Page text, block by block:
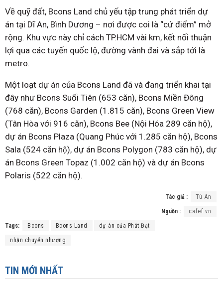
Về quỹ đất, Bcons Land chủ yếu tập trung phát triển dự
án tại Dĩ An, Bình Dương – nơi được coi là “cứ điểm” mở
rộng. Khu vực này chỉ cách TP.HCM vài km, kết nối thuận
lợi qua các tuyến quốc lộ, đường vành đai và sắp tới là
metro.
Một loạt dự án của Bcons Land đã và đang triển khai tại
đây như Bcons Suối Tiên (653 căn), Bcons Miền Đông
(768 căn), Bcons Garden (1.815 căn), Bcons Green View
(Tân Hòa với 916 căn), Bcons Bee (Nội Hóa 289 căn hộ),
dự án Bcons Plaza (Quang Phúc với 1.285 căn hộ), Bcons
Sala (524 căn hộ), dự án Bcons Polygon (783 căn hộ), dự
án Bcons Green Topaz (1.002 căn hộ) và dự án Bcons
Polaris (522 căn hộ).
Tác giả : Tú An
Nguồn : cafef.vn
Tags: Bcons Bcons Land dự án của Phát Đạt
nhận chuyển nhượng
TIN MỚI NHẤT